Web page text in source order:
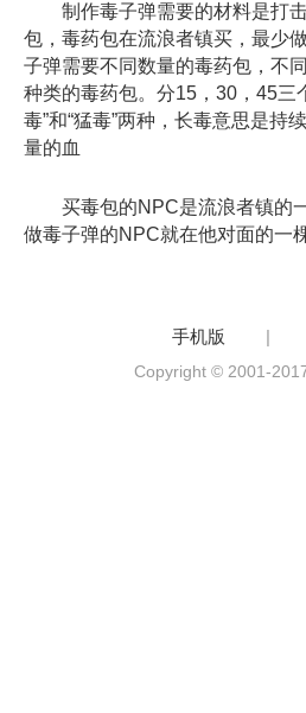
制作毒子弹需要的材料是打击
包，毒药包在流浪者镇买，最少
子弹需要不同数量的毒药包，不
种类的毒药包。分15，30，45三
毒”和“猛毒”两种，长毒意思是持
量的血
买毒包的NPC是流浪者镇的一
做毒子弹的NPC就在他对面的一
手机版 |
Copyright © 2001-